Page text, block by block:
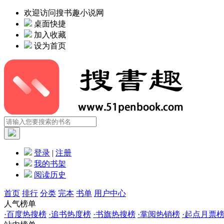
欢迎访问搜书趣小说网
桌面快捷
加入收藏
设为首页
登录 | 注册
我的书架
阅读历史
首页 排行 分类 完本 书单 用户中心
人气榜单
·百度热搜榜 ·追书热度榜 ·书旗热搜榜 ·掌阅热销榜 ·起点月票榜